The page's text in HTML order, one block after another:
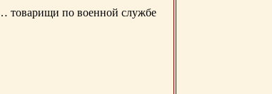
товарищи по военной службе